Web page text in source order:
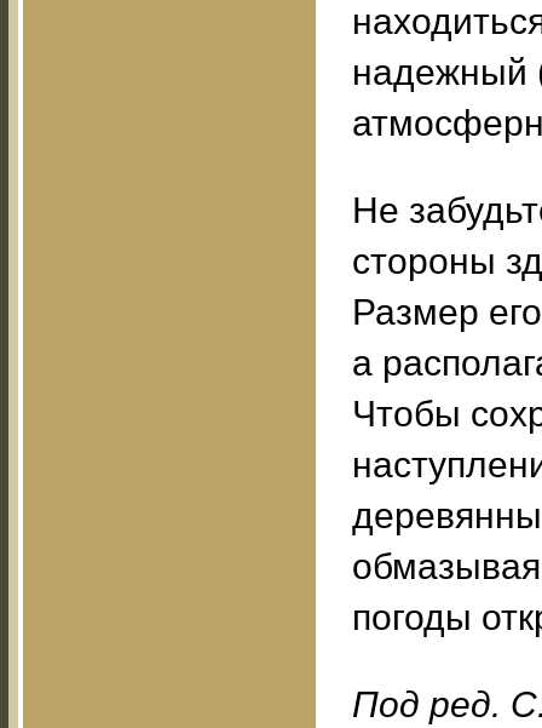
надежный
Не
стороны
Размер
а
Чтобы
погоды
Под ред.